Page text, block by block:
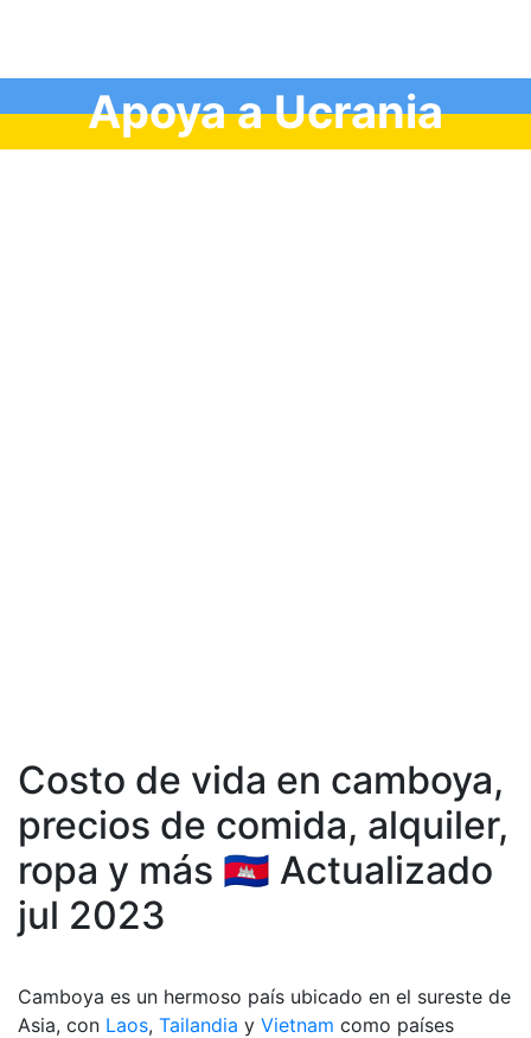
Apoya a Ucrania
Costo de vida en camboya,
precios de comida, аlquiler,
ropa y más 🇰🇭 Actualizado
jul 2023
Camboya es un hermoso país ubicado en el sureste de
Asia, con Laos, Tailandia y Vietnam como países